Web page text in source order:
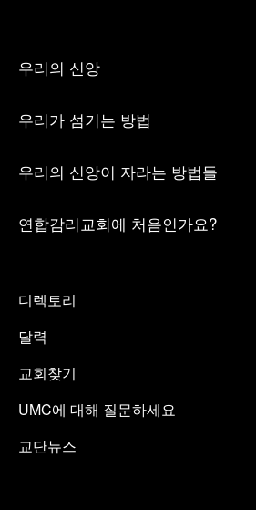
우리의 신앙
우리가 섬기는 방법
우리의 신앙이 자라는 방법들
연합감리교회에 처음인가요?
디렉토리
달력
교회찾기
UMC에 대해 질문하세요
교단뉴스